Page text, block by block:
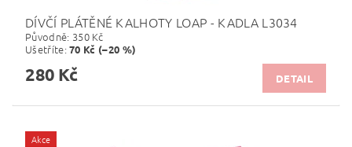
DÍVČÍ PLÁTĚNÉ KALHOTY LOAP - KADLA L3034
Původně: 350 Kč
Ušetříte:70 Kč (–20 %)
280 Kč DETAIL
Akce